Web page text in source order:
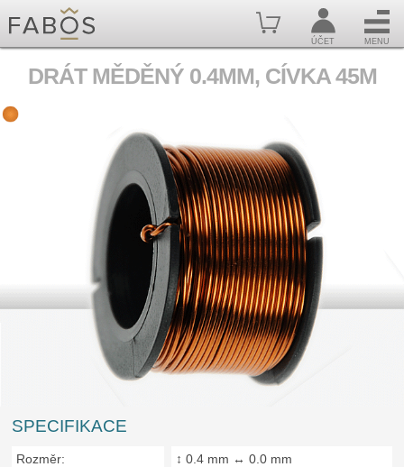
ÚČET MENU
DRÁT MĚDĚNÝ 0.4MM, CÍVKA 45M
SPECIFIKACE
Rozměr:
↕ 0.4 mm ↔ 0.0 mm